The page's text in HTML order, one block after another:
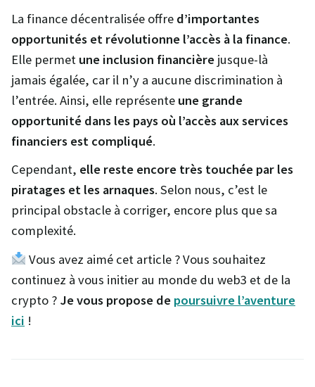
La finance décentralisée offre d’importantes
opportunités et révolutionne l’accès à la finance.
Elle permet une inclusion financière jusque-là
jamais égalée, car il n’y a aucune discrimination à
l’entrée. Ainsi, elle représente une grande
opportunité dans les pays où l’accès aux services
financiers est compliqué.
Cependant, elle reste encore très touchée par les
piratages et les arnaques. Selon nous, c’est le
principal obstacle à corriger, encore plus que sa
complexité.
Vous avez aimé cet article ? Vous souhaitez
continuez à vous initier au monde du web3 et de la
crypto ? Je vous propose de poursuivre l’aventure
ici !